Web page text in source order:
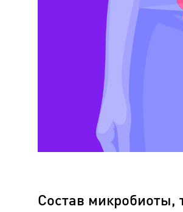
Состав микробиоты,